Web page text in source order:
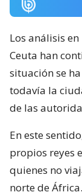
Los análisis
Ceuta han
situación se
todavía la
de las
En este
propios reyes
quienes no
norte de